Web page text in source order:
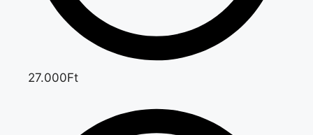
27.000Ft